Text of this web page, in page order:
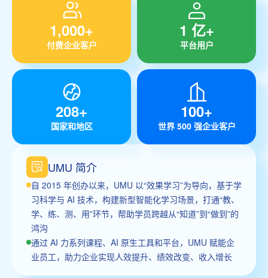
1,000+
付费企业客户
1 亿+
平台用户
208+
国家和地区
100+
世界 500 强企业客户
UMU 简介
自 2015 年创办以来，UMU 以“效果学习”为导向，基于学
习科学与 AI 技术，构建新型智能化学习场景，打通“教、
学、练、测、用”环节，帮助学员跨越从“知道”到“做到”的
鸿沟
通过 AI 力系列课程、AI 原生工具和平台，UMU 赋能企
业员工，助力企业实现人效提升、绩效改变、收入增长